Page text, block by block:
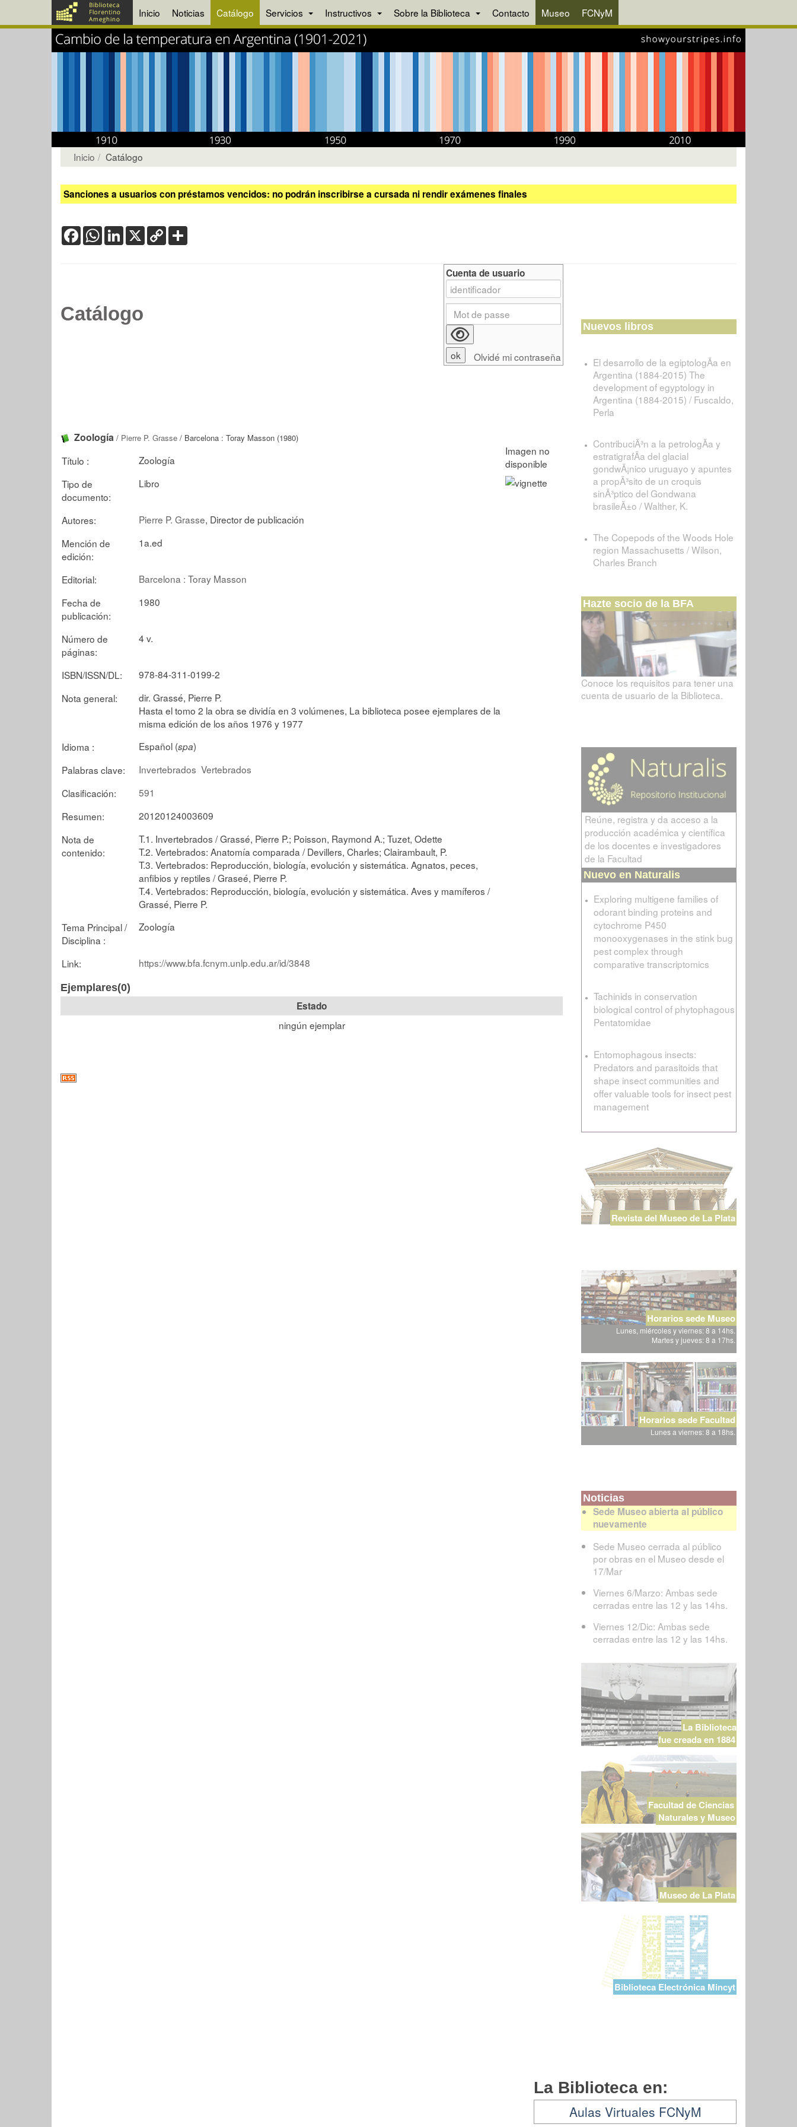
Inicio Noticias Catálogo Servicios Instructivos Sobre la Biblioteca Contacto Museo FCNyM
Inicio Catálogo
Sanciones a usuarios con préstamos vencidos: no podrán inscribirse a cursada ni rendir exámenes finales
FacebookWhatsApp
LinkedIn
X Copy
Link
Catálogo
Zoología / Pierre P. Grasse / Barcelona : Toray Masson (1980)
Título :
Zoología
Tipo de
documento:
Libro
Autores: Pierre P. Grasse, Director de publicación
Mención de
edición:
1a.ed
Editorial:
Barcelona : Toray Masson
Fecha de
publicación:
1980
Número de
páginas:
4 v.
ISBN/ISSN/DL:
978-84-311-0199-2
Nota general:
dir. Grassé, Pierre P.
Hasta el tomo 2 la obra se dividía en 3 volúmenes, La biblioteca posee ejemplares de la
misma edición de los años 1976 y 1977
Idioma :
Español (spa)
Palabras clave:
Invertebrados Vertebrados
Clasificación:
591
Resumen:
20120124003609
Nota de
contenido:
T.1. Invertebrados / Grassé, Pierre P.; Poisson, Raymond A.; Tuzet, Odette
T.2. Vertebrados: Anatomía comparada / Devillers, Charles; Clairambault, P.
T.3. Vertebrados: Reproducción, biología, evolución y sistemática. Agnatos, peces,
anfibios y reptiles / Graseé, Pierre P.
T.4. Vertebrados: Reproducción, biología, evolución y sistemática. Aves y mamíferos /
Grassé, Pierre P.
Tema Principal /
Disciplina :
Zoología
Link: https://www.bfa.fcnym.unlp.edu.ar/id/3848
Ejemplares(0)
Estado
ningún ejemplar
Cuenta de usuario
Olvidé mi contraseña
Nuevos libros
El desarrollo de la egiptologÃ­a en
Argentina (1884-2015) The
development of egyptology in
Argentina (1884-2015) / Fuscaldo,
Perla
ContribuciÃ³n a la petrologÃ­a y
estratigrafÃ­a del glacial
gondwÃ¡nico uruguayo y apuntes
a propÃ³sito de un croquis
sinÃ³ptico del Gondwana
brasileÃ±o / Walther, K.
The Copepods of the Woods Hole
region Massachusetts / Wilson,
Charles Branch
Hazte socio de la BFA
Conoce los requisitos para tener una
cuenta de usuario de la Biblioteca.
Reúne, registra y da acceso a la
producción académica y científica
de los docentes e investigadores
de la Facultad
Nuevo en Naturalis
Exploring multigene families of
odorant binding proteins and
cytochrome P450
monooxygenases in the stink bug
pest complex through
comparative transcriptomics
Tachinids in conservation
biological control of phytophagous
Pentatomidae
Entomophagous insects:
Predators and parasitoids that
shape insect communities and
offer valuable tools for insect pest
management
Revista del Museo de La Plata
Horarios sede Museo
Lunes, miércoles y viernes: 8 a 14hs.
Martes y jueves: 8 a 17hs.
Horarios sede Facultad
Lunes a viernes: 8 a 18hs.
Noticias
Sede Museo abierta al público
nuevamente
Sede Museo cerrada al público
por obras en el Museo desde el
17/Mar
Viernes 6/Marzo: Ambas sede
cerradas entre las 12 y las 14hs.
Viernes 12/Dic: Ambas sede
cerradas entre las 12 y las 14hs.
La Biblioteca
fue creada en 1884
Facultad de Ciencias
Naturales y Museo
Museo de La Plata
Biblioteca Electrónica Mincyt
La Biblioteca en:
Aulas Virtuales FCNyM